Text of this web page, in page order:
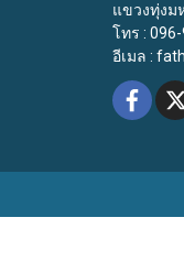
แขวงทุ่งม
โทร :
อีเมล :